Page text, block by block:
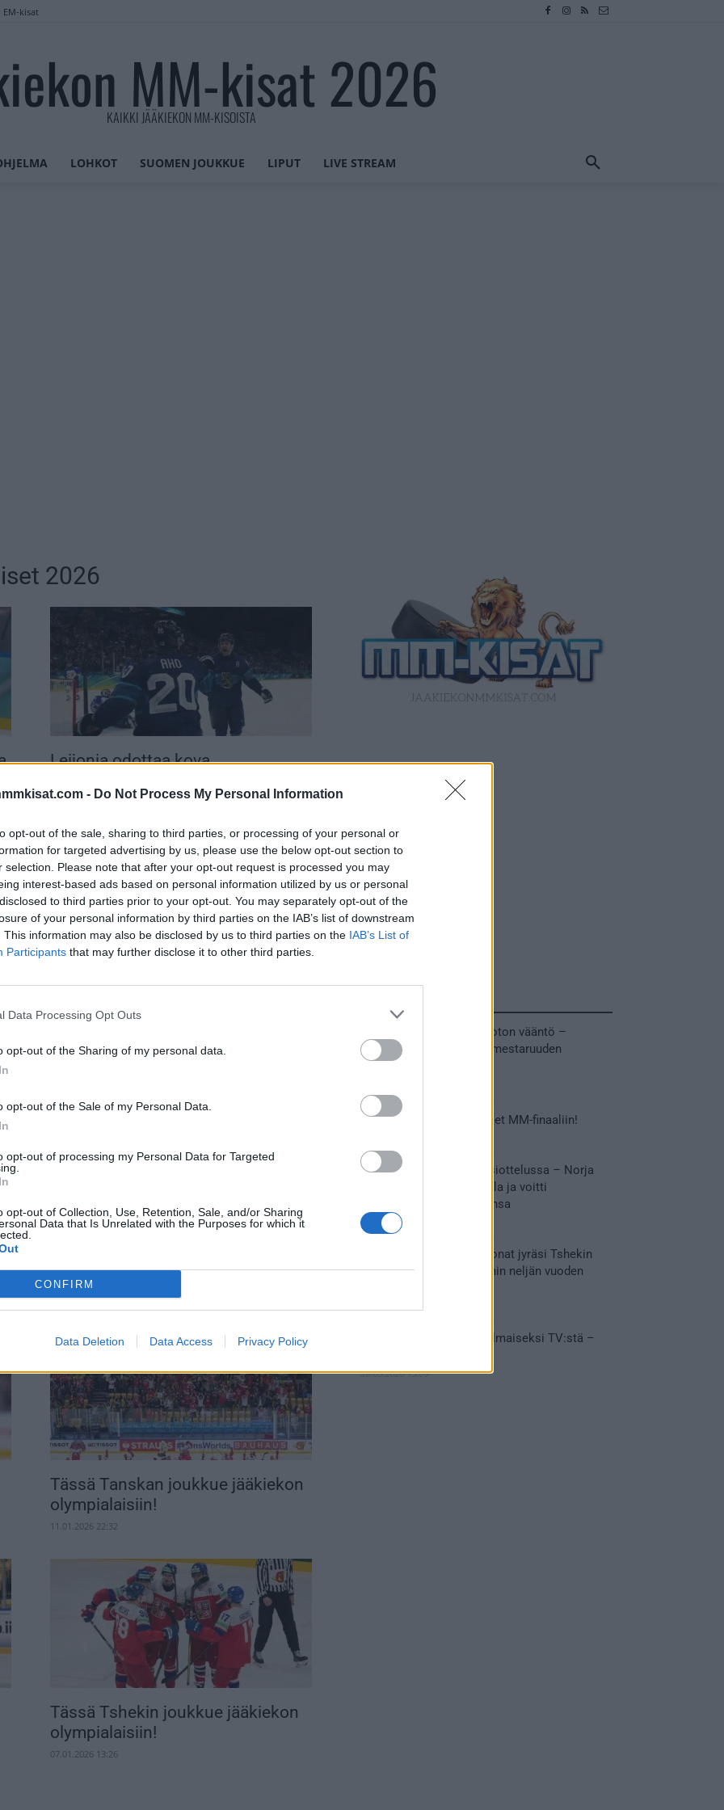
- Do Not Process My Personal Information
opt-out of the sale, sharing to third parties, or processing of your personal or
for targeted advertising by us, please use the below opt-out section to
selection. Please note that after your opt-out request is processed you may
interest-based ads based on personal information utilized by us or personal
to third parties prior to your opt-out. You may separately opt-out of the
of your personal information by third parties on the IAB’s list of downstream
This information may also be disclosed by us to third parties on the IAB’s List of
Participants that may further disclose it to other third parties.
Data Processing Opt Outs
opt-out of the Sharing of my personal data.
opt-out of the Sale of my Personal Data.
opt-out of processing my Personal Data for Targeted
opt-out of Collection, Use, Retention, Sale, and/or Sharing
Data that Is Unrelated with the Purposes for which it
CONFIRM
Data Deletion Data Access Privacy Policy
EM-kisat
MM-kisat 2026
KAIKKI JÄÄKIEKON MM-KISOISTA
LOHKOT SUOMEN JOUKKUE LIPUT LIVE STREAM
2026
Leijonia odottaa kova
olympialaisten jääkiekkoturnaus
16.02.2026 16:04
olympialaisiin!
olympialaisiin!
07.02.2026 18:30
Tässä Tanskan joukkue jääkiekon
olympialaisiin!
11.01.2026 22:32
Tässä Tshekin joukkue jääkiekon
olympialaisiin!
07.01.2026 13:26
MM-kullasta käytiin armoton vääntö –
Leijonat voitti maailmanmestaruuden
Tässä Leijonien kentälliset MM-finaaliin!
Huikeaa draamaa pronssiottelussa – Norja
kaatoi Kanadan jatkoajalla ja voitti
ensimmäisen MM-mitalinsa
31.05.2026 18:25
Vakuuttava esitys – Leijonat jyräsi Tshekin
nurin ja eteni mitalipeleihin neljän vuoden
Suomi – Tshekki näkyy ilmaiseksi TV:stä –
28.05.2026 15:09